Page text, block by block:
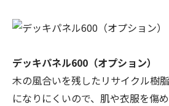
デッキパネル600（オプション）
木の風合いを残したリサイクル樹
になりにくいので、肌や衣服を傷め